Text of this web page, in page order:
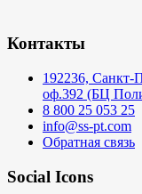
Контакты
192236, Санкт-
оф.392 (БЦ
8 800 25 053 25
info@ss-pt.com
Обратная связь
Social Icons